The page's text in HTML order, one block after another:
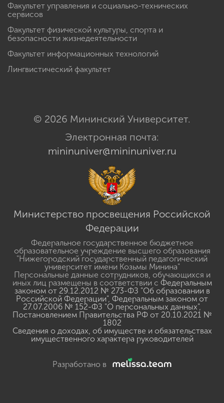
Факультет управления и социально-технических
сервисов
Факультет физической культуры, спорта и
безопасности жизнедеятельности
Факультет информационных технологий
Лингвистический факультет
© 2026 Мининский Университет.
Электронная почта:
mininuniver@mininuniver.ru
Министерство просвещения Российской
Федерации
Федеральное государственное бюджетное
образовательное учреждение высшего образования
"Нижегородский государственный педагогический
университет имени Козьмы Минина"
Персональные данные сотрудников, обучающихся и
иных лиц размещены в соответствии с Федеральным
законом от 29.12.2012 № 273-ФЗ "Об образовании в
Российской Федерации", Федеральным законом от
27.07.2006 № 152-ФЗ "О персональных данных",
Постановлением Правительства РФ от 20.10.2021 №
1802
Сведения о доходах, об имуществе и обязательствах
имущественного характера руководителей
Разработано в